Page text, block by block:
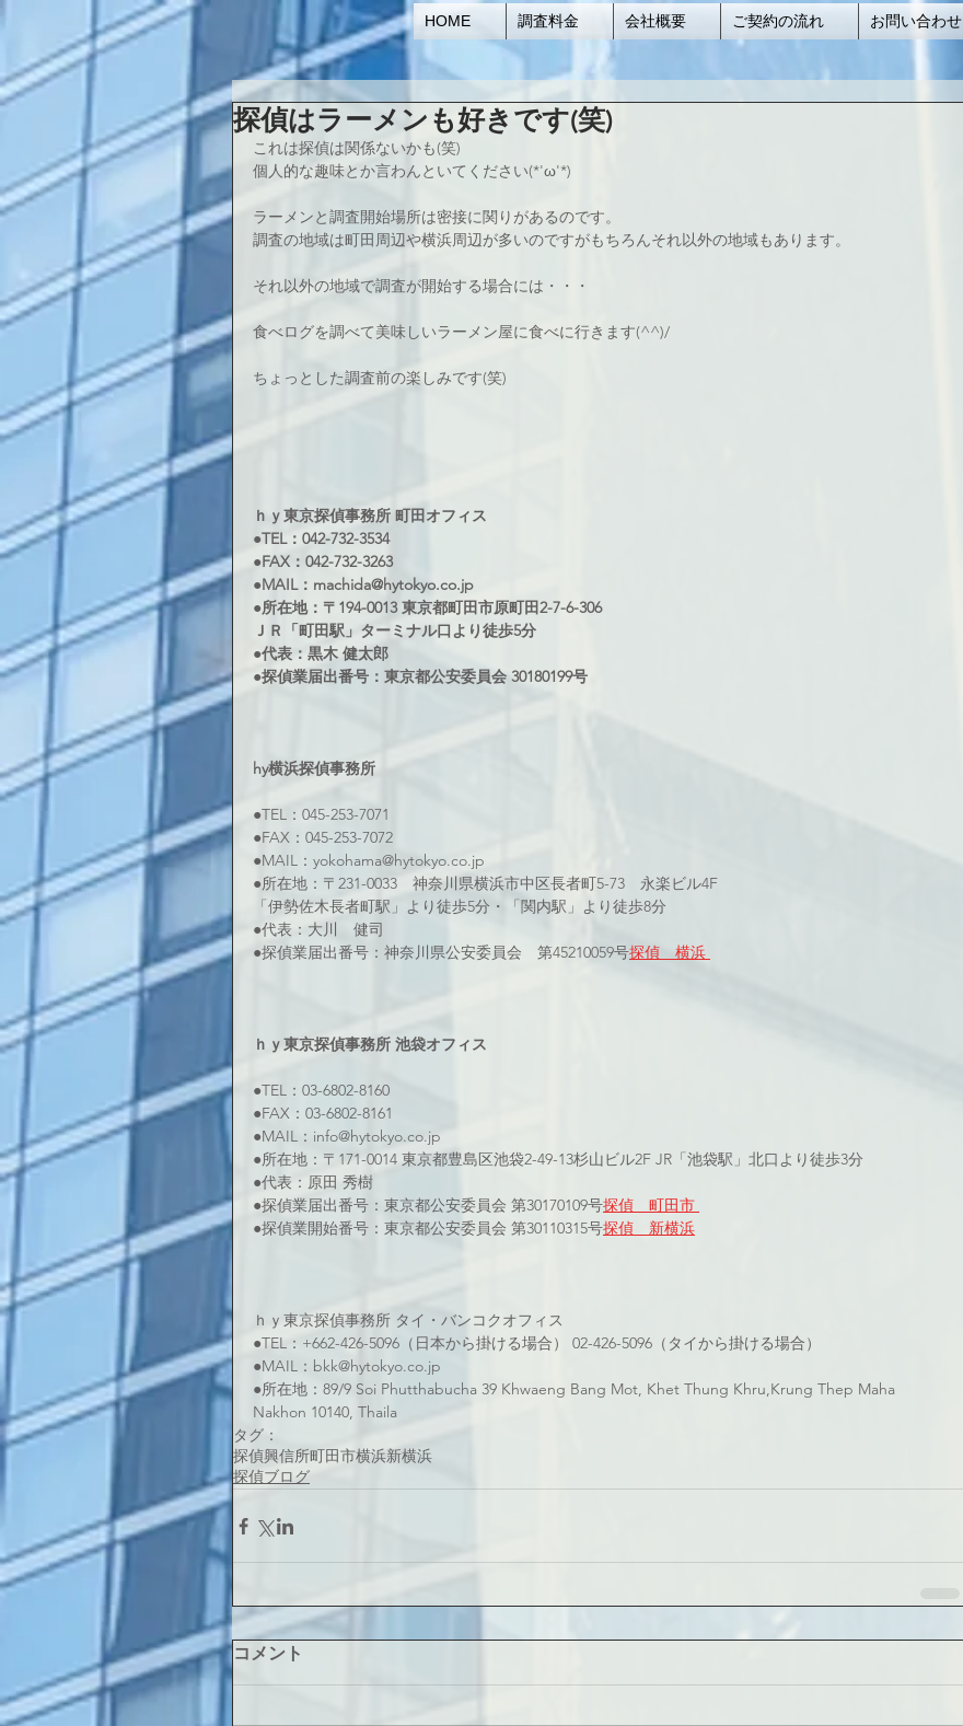
HOME 調査料金 会社概要 ご契約の流れ お問い合わせ
探偵はラーメンも好きです(笑)
これは探偵は関係ないかも(笑)
個人的な趣味とか言わんといてください(*'ω'*)
ラーメンと調査開始場所は密接に関りがあるのです。
調査の地域は町田周辺や横浜周辺が多いのですがもちろんそれ以外の地域もあります。
それ以外の地域で調査が開始する場合には・・・
食べログを調べて美味しいラーメン屋に食べに行きます(^^)/
ちょっとした調査前の楽しみです(笑)
ｈｙ東京探偵事務所 町田オフィス
●TEL：042-732-3534
●FAX：042-732-3263
●MAIL：machida@hytokyo.co.jp
●所在地：〒194-0013 東京都町田市原町田2-7-6-306
ＪＲ「町田駅」ターミナル口より徒歩5分
●代表：黒木 健太郎
●探偵業届出番号：東京都公安委員会 30180199号
hy横浜探偵事務所
●TEL：045-253-7071
●FAX：045-253-7072
●MAIL：yokohama@hytokyo.co.jp
●所在地：〒231-0033　神奈川県横浜市中区長者町5-73　永楽ビル4F
「伊勢佐木長者町駅」より徒歩5分・「関内駅」より徒歩8分
●代表：大川　健司
●探偵業届出番号：神奈川県公安委員会　第45210059号探偵　横浜
ｈｙ東京探偵事務所 池袋オフィス
●TEL：03-6802-8160
●FAX：03-6802-8161
●MAIL：info@hytokyo.co.jp
●所在地：〒171-0014 東京都豊島区池袋2-49-13杉山ビル2F JR「池袋駅」北口より徒歩3分
●代表：原田 秀樹
●探偵業届出番号：東京都公安委員会 第30170109号探偵　町田市
●探偵業開始番号：東京都公安委員会 第30110315号探偵　新横浜
ｈｙ東京探偵事務所 タイ・バンコクオフィス
●TEL：+662-426-5096（日本から掛ける場合） 02-426-5096（タイから掛ける場合）
●MAIL：bkk@hytokyo.co.jp
●所在地：89/9 Soi Phutthabucha 39 Khwaeng Bang Mot, Khet Thung Khru,Krung Thep Maha
Nakhon 10140, Thaila
タグ：
探偵興信所町田市横浜新横浜
探偵ブログ
コメント